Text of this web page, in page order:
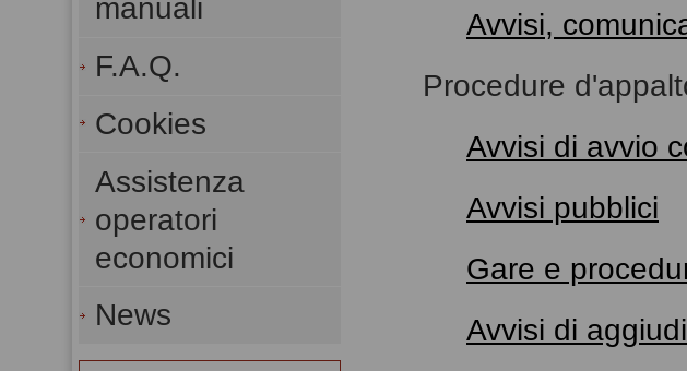
Avvisi,
Procedure
Avvisi di avvio
Avvisi pubblici
Gare e
Avvisi di
manuali
F.A.Q.
Cookies
Assistenza
operatori
economici
News